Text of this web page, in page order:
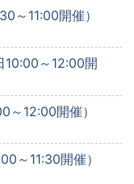
～11:00開催）
10:00～12:00開
～12:00開催）
～11:30開催）